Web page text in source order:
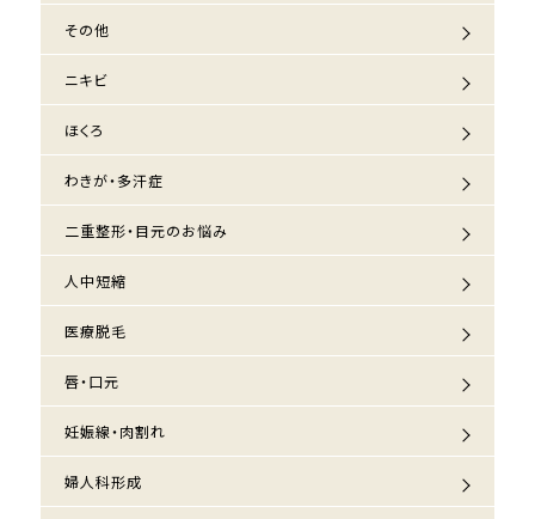
その他
ニキビ
ほくろ
わきが・多汗症
二重整形・目元のお悩み
人中短縮
医療脱毛
唇・口元
妊娠線・肉割れ
婦人科形成